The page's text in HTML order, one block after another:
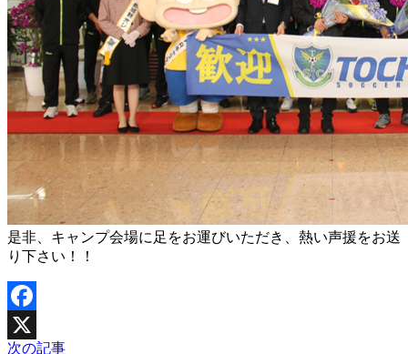
是非、キャンプ会場に足をお運びいただき、熱い声援をお送
り下さい！！
Facebook
次の記事